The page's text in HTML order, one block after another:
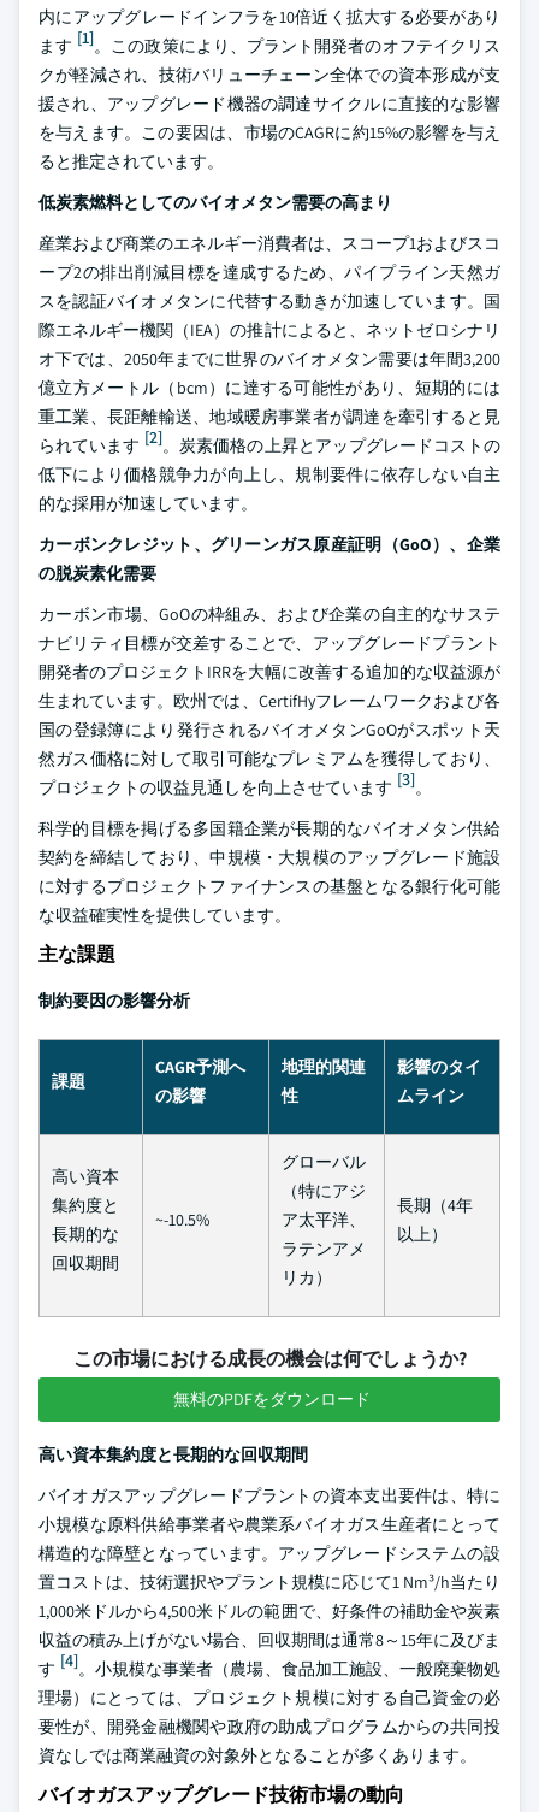
内にアップグレードインフラを10倍近く拡大する必要があり
ます [1]。この政策により、プラント開発者のオフテイクリス
クが軽減され、技術バリューチェーン全体での資本形成が支
援され、アップグレード機器の調達サイクルに直接的な影響
を与えます。この要因は、市場のCAGRに約15%の影響を与え
ると推定されています。
低炭素燃料としてのバイオメタン需要の高まり
産業および商業のエネルギー消費者は、スコープ1およびスコ
ープ2の排出削減目標を達成するため、パイプライン天然ガ
スを認証バイオメタンに代替する動きが加速しています。国
際エネルギー機関（IEA）の推計によると、ネットゼロシナリ
オ下では、2050年までに世界のバイオメタン需要は年間3,200
億立方メートル（bcm）に達する可能性があり、短期的には
重工業、長距離輸送、地域暖房事業者が調達を牽引すると見
られています [2]。炭素価格の上昇とアップグレードコストの
低下により価格競争力が向上し、規制要件に依存しない自主
的な採用が加速しています。
カーボンクレジット、グリーンガス原産証明（GoO）、企業
の脱炭素化需要
カーボン市場、GoOの枠組み、および企業の自主的なサステ
ナビリティ目標が交差することで、アップグレードプラント
開発者のプロジェクトIRRを大幅に改善する追加的な収益源が
生まれています。欧州では、CertifHyフレームワークおよび各
国の登録簿により発行されるバイオメタンGoOがスポット天
然ガス価格に対して取引可能なプレミアムを獲得しており、
プロジェクトの収益見通しを向上させています [3]。
科学的目標を掲げる多国籍企業が長期的なバイオメタン供給
契約を締結しており、中規模・大規模のアップグレード施設
に対するプロジェクトファイナンスの基盤となる銀行化可能
な収益確実性を提供しています。
主な課題
制約要因の影響分析
課題
CAGR予測へ
の影響
地理的関連
性
影響のタイ
ムライン
高い資本
集約度と
長期的な
回収期間
~-10.5%
グローバル
（特にアジ
ア太平洋、
ラテンアメ
リカ）
長期（4年
以上）
この市場における成長の機会は何でしょうか?
無料のPDFをダウンロード
高い資本集約度と長期的な回収期間
バイオガスアップグレードプラントの資本支出要件は、特に
小規模な原料供給事業者や農業系バイオガス生産者にとって
構造的な障壁となっています。アップグレードシステムの設
置コストは、技術選択やプラント規模に応じて1 Nm³/h当たり
1,000米ドルから4,500米ドルの範囲で、好条件の補助金や炭素
収益の積み上げがない場合、回収期間は通常8～15年に及びま
す [4]。小規模な事業者（農場、食品加工施設、一般廃棄物処
理場）にとっては、プロジェクト規模に対する自己資金の必
要性が、開発金融機関や政府の助成プログラムからの共同投
資なしでは商業融資の対象外となることが多くあります。
バイオガスアップグレード技術市場の動向